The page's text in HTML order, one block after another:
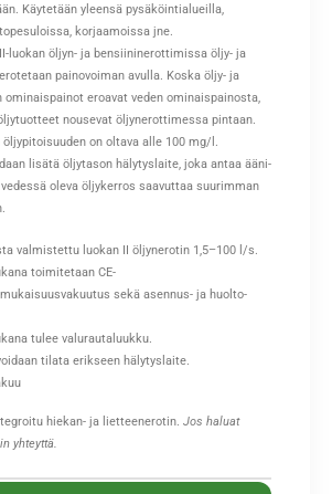
Käytetään yleensä pysäköintialueilla,
korjaamoissa jne.
luokan öljyn- ja bensiininerottimissa öljy- ja
painovoiman avulla. Koska öljy- ja
eroavat veden ominaispainosta,
nousevat öljynerottimessa pintaan.
on oltava alle 100 mg/l.
lisätä öljytason hälytyslaite, joka antaa ääni-
oleva öljykerros saavuttaa suurimman
valmistettu luokan II öljynerotin 1,5–100 l/s.
toimitetaan CE-
sekä asennus- ja huolto-
tulee valurautaluukku.
tilata erikseen hälytyslaite.
hiekan- ja lietteenerotin. Jos haluat
yhteyttä.